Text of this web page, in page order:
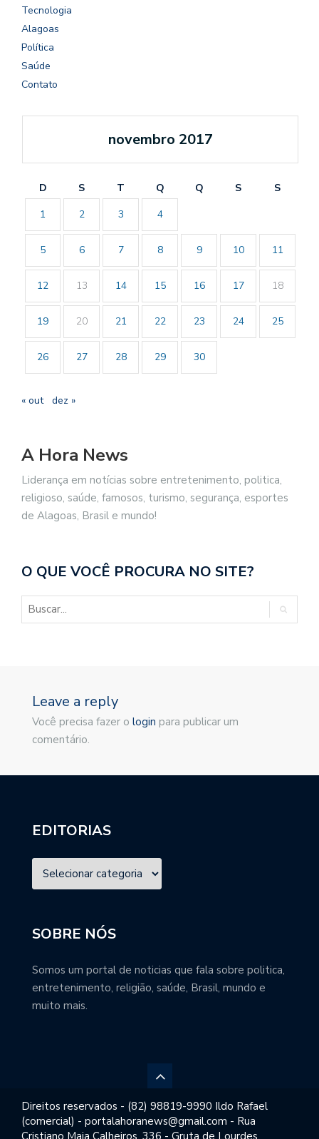
Tecnologia
Alagoas
Política
Saúde
Contato
novembro 2017
D S T Q Q S
S
1
2 3 4
5 6 7 8 9 10 11
12 13 14 15 16 17 18
19 20 21 22 23 24 25
26 27 28 29 30
« out dez »
A Hora News
Liderança em notícias sobre entretenimento, politica,
religioso, saúde, famosos, turismo, segurança, esportes
de Alagoas, Brasil e mundo!
O QUE VOCÊ PROCURA NO SITE?
Leave a reply
Você precisa fazer o login para publicar um
comentário.
EDITORIAS
SOBRE NÓS
Somos um portal de noticias que fala sobre politica,
entretenimento, religião, saúde, Brasil, mundo e
muito mais.
Direitos reservados - (82) 98819-9990 Ildo Rafael
(comercial) - portalahoranews@gmail.com - Rua
Cristiano Maia Calheiros, 336 - Gruta de Lourdes,